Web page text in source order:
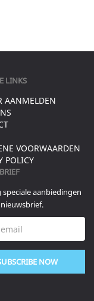
LINKS
AANMELDEN
VOORWAARDEN
POLICY
aanbiedingen
NOW